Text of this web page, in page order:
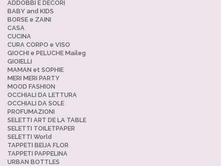
ADDOBBI E DECORI
BABY and KIDS
BORSE e ZAINI
CASA
CUCINA
CURA CORPO e VISO
GIOCHI e PELUCHE Maileg
GIOIELLI
MAMAN et SOPHIE
MERI MERI PARTY
MOOD FASHION
OCCHIALI DA LETTURA
OCCHIALI DA SOLE
PROFUMAZIONI
SELETTI ART DE LA TABLE
SELETTI TOILETPAPER
SELETTI World
TAPPETI BEIJA FLOR
TAPPETI PAPPELINA
URBAN BOTTLES